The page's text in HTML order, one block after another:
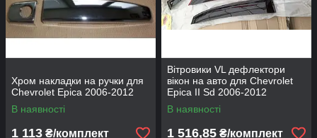
Хром накладки на ручки для
Chevrolet Epica 2006-2012
В наявності
1 113 ₴/комплект
Вітровики VL дефлектори
вікон на авто для Chevrolet
Epica II Sd 2006-2012
В наявності
1 516,85 ₴/комплект